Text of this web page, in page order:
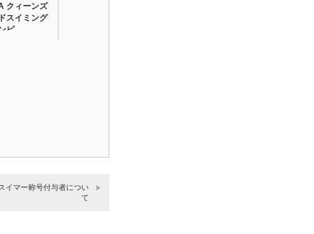
クィーンズ
スイミング
ピ…
イマー称号付与者につい
て